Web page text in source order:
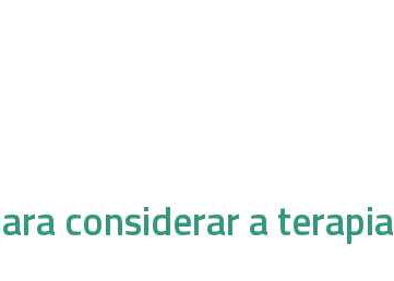
considerar a terapia